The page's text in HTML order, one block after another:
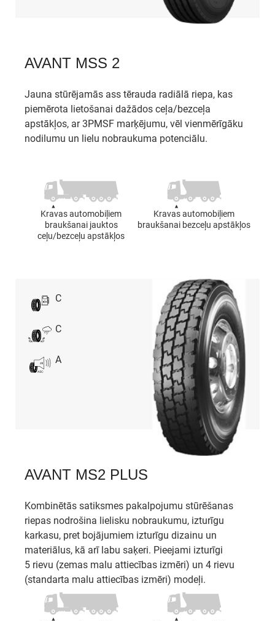
AVANT MSS 2
Jauna stūrējamās ass tērauda radiālā riepa, kas
piemērota lietošanai dažādos ceļa/bezceļa
apstākļos, ar 3PMSF marķējumu, vēl vienmērīgāku
nodilumu un lielu nobraukuma potenciālu.
Kravas automobiļiem
braukšanai jauktos
ceļu/bezceļu apstākļos
Kravas automobiļiem
braukšanai bezceļu apstākļos
C
C
A
AVANT MS2 PLUS
Kombinētās satiksmes pakalpojumu stūrēšanas
riepas nodrošina lielisku nobraukumu, izturīgu
karkasu, pret bojājumiem izturīgu dizainu un
materiālus, kā arī labu saķeri. Pieejami izturīgi
5 rievu (zemas malu attiecības izmēri) un 4 rievu
(standarta malu attiecības izmēri) modeļi.